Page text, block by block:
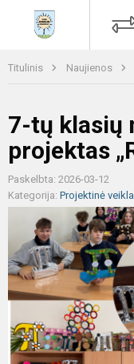
Titulinis Naujienos
7-tų klasių
projektas
Paskelbta: 2026-03-12
Kategorija: Projektinė veikla